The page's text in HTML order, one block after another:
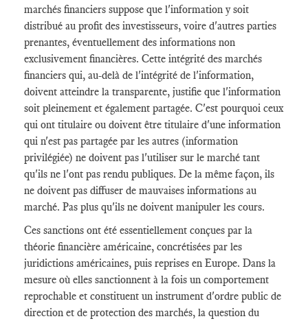
marchés financiers suppose que l'information y soit
distribué au profit des investisseurs, voire d'autres parties
prenantes, éventuellement des informations non
exclusivement financières. Cette intégrité des marchés
financiers qui, au-delà de l'intégrité de l'information,
doivent atteindre la transparente, justifie que l'information
soit pleinement et également partagée. C'est pourquoi ceux
qui ont titulaire ou doivent être titulaire d'une information
qui n'est pas partagée par les autres (information
privilégiée) ne doivent pas l'utiliser sur le marché tant
qu'ils ne l'ont pas rendu publiques. De la même façon, ils
ne doivent pas diffuser de mauvaises informations au
marché. Pas plus qu'ils ne doivent manipuler les cours.
Ces sanctions ont été essentiellement conçues par la
théorie financière américaine, concrétisées par les
juridictions américaines, puis reprises en Europe. Dans la
mesure où elles sanctionnent à la fois un comportement
reprochable et constituent un instrument d'ordre public de
direction et de protection des marchés, la question du